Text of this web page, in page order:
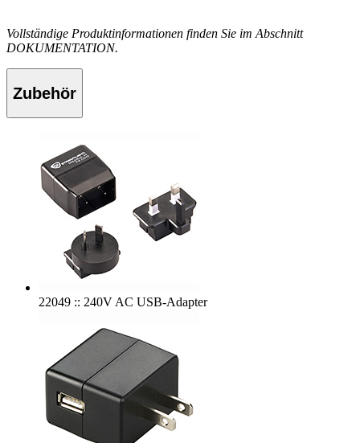
Vollständige Produktinformationen finden Sie im Abschnitt
DOKUMENTATION.
Zubehör
22049 :: 240V AC USB-Adapter